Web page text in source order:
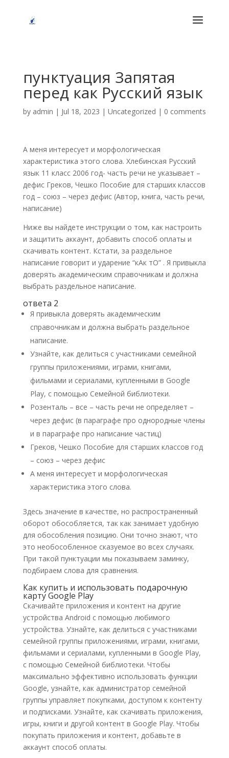
пунктуация Запятая
перед как Русский язык
by admin | Jul 18, 2023 | Uncategorized | 0 comments
А меня интересует и морфологическая
характеристика этого слова. Хлебинская Русский
язык 11 класс 2006 год- часть речи не указывает –
дефис Греков, Чешко Пособие для старших классов
год – союз – через дефис (Автор, книга, часть речи,
написание)
Ниже вы найдете инструкции о том, как настроить
и защитить аккаунт, добавить способ оплаты и
скачивать контент. Кстати, за раздельное
написание говорит и ударение “кАк тО” . Я привыкла
доверять академическим справочникам и должна
выбрать раздельное написание.
ответа 2
Я привыкла доверять академическим
справочникам и должна выбрать раздельное
написание.
Узнайте, как делиться с участниками семейной
группы приложениями, играми, книгами,
фильмами и сериалами, купленными в Google
Play, с помощью Семейной библиотеки.
Розенталь – все – часть речи не определяет –
через дефис (в параграфе про однородные члены
и в параграфе про написание частиц)
Греков, Чешко Пособие для старших классов год
– союз – через дефис
А меня интересует и морфологическая
характеристика этого слова.
Здесь значение в качестве, но распространенный
оборот обособляется, так как занимает удобную
для обособления позицию. Они точно знают, что
это необособленное сказуемое во всех случаях.
При такой пунктуации мы показываем заминку,
подбираем слова для сравнения.
Как купить и использовать подарочную
карту Google Play
Скачивайте приложения и контент на другие
устройства Android с помощью любимого
устройства. Узнайте, как делиться с участниками
семейной группы приложениями, играми, книгами,
фильмами и сериалами, купленными в Google Play,
с помощью Семейной библиотеки. Чтобы
максимально эффективно использовать функции
Google, узнайте, как администратор семейной
группы управляет покупками, доступом к контенту
и подписками. Узнайте, как скачивать приложения,
игры, книги и другой контент в Google Play. Чтобы
покупать приложения и контент, добавьте в
аккаунт способ оплаты.